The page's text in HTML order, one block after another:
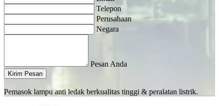
Telepon
Perusahaan
Negara
Pesan Anda
Kirim Pesan
Pemasok lampu anti ledak berkualitas tinggi & peralatan listrik.